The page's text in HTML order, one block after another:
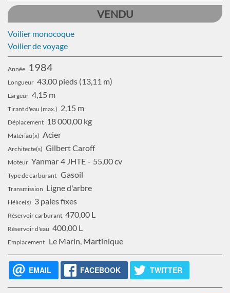
VENDU
Voilier monocoque
Voilier de voyage
Année 1984
Longueur 43,00 pieds (13,11 m)
Largeur 4,15 m
Tirant d'eau (max.) 2,15 m
Déplacement 18 000,00 kg
Matériau(x) Acier
Architecte(s) Gilbert Caroff
Moteur Yanmar 4 JHTE 55,00 cv
Type de carburant Gasoil
Transmission Ligne d'arbre
Hélice(s) 3 pales fixes
Réservoir carburant 470,00 L
Réservoir d'eau 400,00 L
Emplacement Le Marin, Martinique
EMAIL FACEBOOK TWITTER